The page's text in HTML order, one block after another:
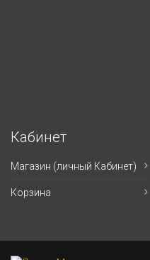
Кабинет
Магазин (личный Кабинет)
Корзина